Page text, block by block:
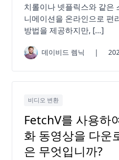
치롤이나 넷플릭스와 같은
니메이션을 온라인으로 편
방법을 제공하지만, […]
데이비드 렘닉 |
비디오 변환
FetchV를 사용하
화 동영상을 다운
은 무엇입니까?